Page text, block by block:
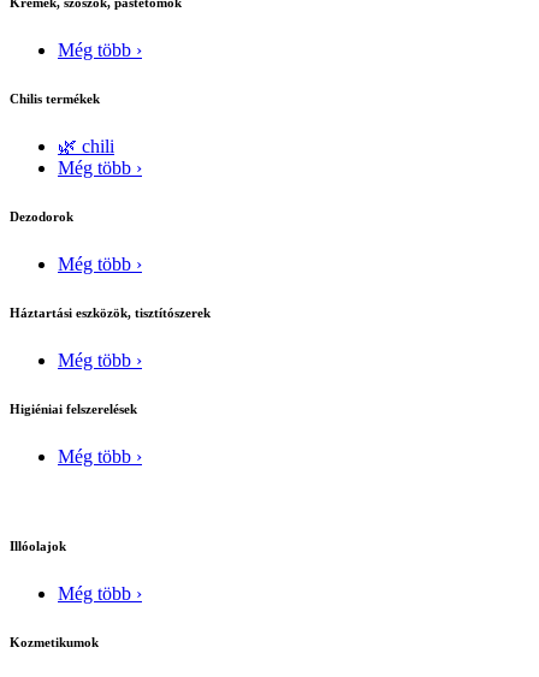
Még több ›
Chilis termékek
🌿 chili
Még több ›
Dezodorok
Még több ›
Háztartási eszközök, tisztítószerek
Még több ›
Higiéniai felszerelések
Még több ›
Illóolajok
Még több ›
Kozmetikumok